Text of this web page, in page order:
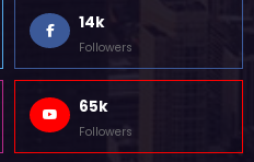
14k
Followers
65k
Followers